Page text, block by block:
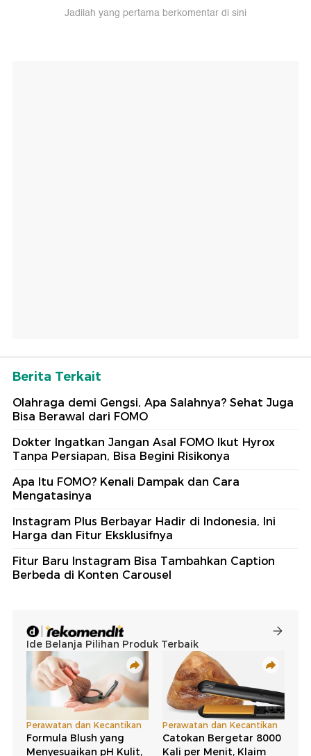
Jadilah yang pertama berkomentar di sini
Berita Terkait
Olahraga demi Gengsi, Apa Salahnya? Sehat Juga
Bisa Berawal dari FOMO
Dokter Ingatkan Jangan Asal FOMO Ikut Hyrox
Tanpa Persiapan, Bisa Begini Risikonya
Apa Itu FOMO? Kenali Dampak dan Cara
Mengatasinya
Instagram Plus Berbayar Hadir di Indonesia, Ini
Harga dan Fitur Eksklusifnya
Fitur Baru Instagram Bisa Tambahkan Caption
Berbeda di Konten Carousel